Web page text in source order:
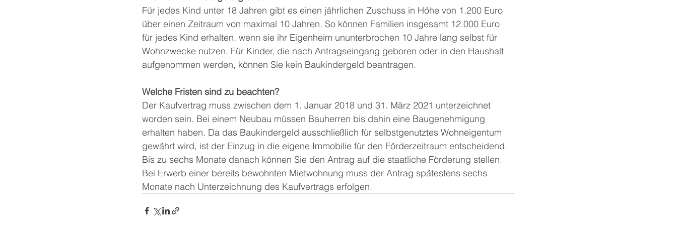
Für jedes Kind unter 18 Jahren gibt es einen jährlichen Zuschuss in Höhe von 1.200 Euro
über einen Zeitraum von maximal 10 Jahren. So können Familien insgesamt 12.000 Euro
für jedes Kind erhalten, wenn sie ihr Eigenheim ununterbrochen 10 Jahre lang selbst für
Wohnzwecke nutzen. Für Kinder, die nach Antragseingang geboren oder in den Haushalt
aufgenommen werden, können Sie kein Baukindergeld beantragen.
Welche Fristen sind zu beachten?
Der Kaufvertrag muss zwischen dem 1. Januar 2018 und 31. März 2021 unterzeichnet
worden sein. Bei einem Neubau müssen Bauherren bis dahin eine Baugenehmigung
erhalten haben. Da das Baukindergeld ausschließlich für selbstgenutztes Wohneigentum
gewährt wird, ist der Einzug in die eigene Immobilie für den Förderzeitraum entscheidend.
Bis zu sechs Monate danach können Sie den Antrag auf die staatliche Förderung stellen.
Bei Erwerb einer bereits bewohnten Mietwohnung muss der Antrag spätestens sechs
Monate nach Unterzeichnung des Kaufvertrags erfolgen.